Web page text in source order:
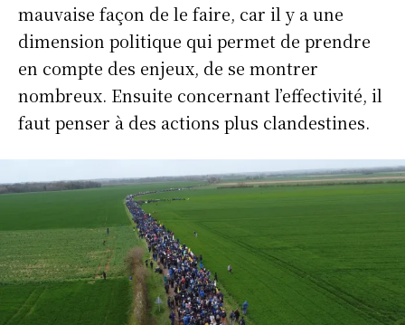
mauvaise façon de le faire, car il y a une
dimension politique qui permet de prendre
en compte des enjeux, de se montrer
nombreux. Ensuite concernant l’effectivité, il
faut penser à des actions plus clandestines.